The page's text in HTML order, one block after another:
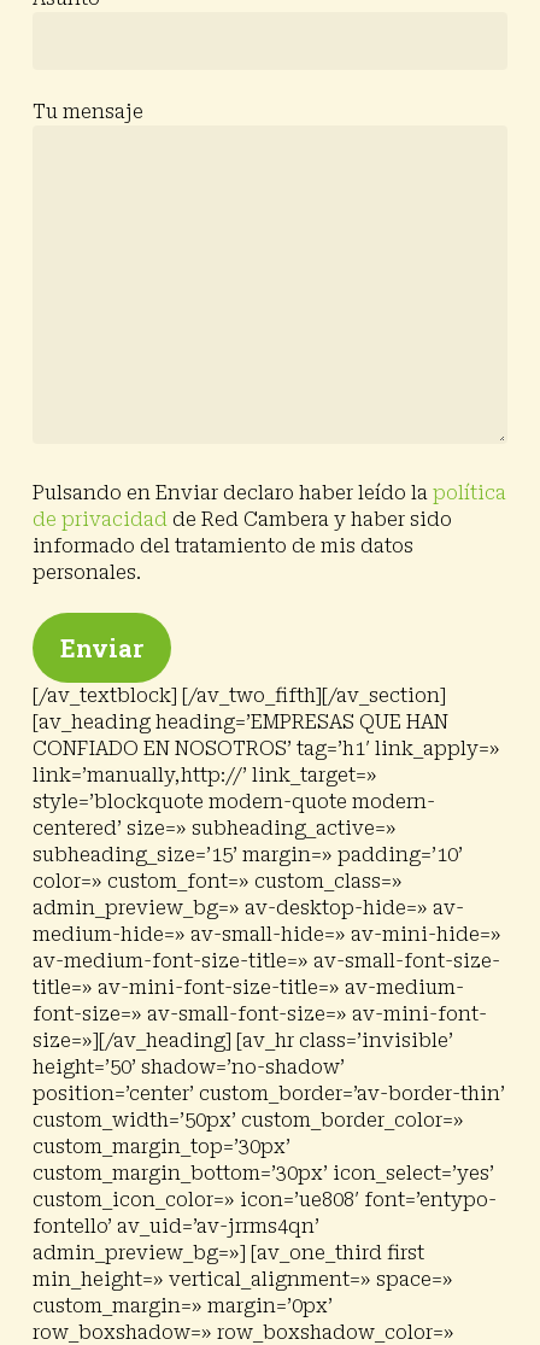
Tu mensaje
Pulsando en Enviar declaro haber leído la política
de privacidadde Red Cambera y haber sido
informado del tratamiento de mis datos
personales.
[/av_textblock] [/av_two_fifth][/av_section]
[av_heading heading=’EMPRESAS QUE HAN
CONFIADO EN NOSOTROS’ tag=’h1′ link_apply=»
link=’manually,http://’ link_target=»
style=’blockquote modern-quote modern-
centered’ size=» subheading_active=»
subheading_size=’15’ margin=» padding=’10’
color=» custom_font=» custom_class=»
admin_preview_bg=» av-desktop-hide=» av-
medium-hide=» av-small-hide=» av-mini-hide=»
av-medium-font-size-title=» av-small-font-size-
title=» av-mini-font-size-title=» av-medium-
font-size=» av-small-font-size=» av-mini-font-
size=»][/av_heading] [av_hr class=’invisible’
height=’50’ shadow=’no-shadow’
position=’center’ custom_border=’av-border-thin’
custom_width=’50px’ custom_border_color=»
custom_margin_top=’30px’
custom_margin_bottom=’30px’ icon_select=’yes’
custom_icon_color=» icon=’ue808′ font=’entypo-
fontello’ av_uid=’av-jrrms4qn’
admin_preview_bg=»] [av_one_third first
min_height=» vertical_alignment=» space=»
custom_margin=» margin=’0px’
row_boxshadow=» row_boxshadow_color=»